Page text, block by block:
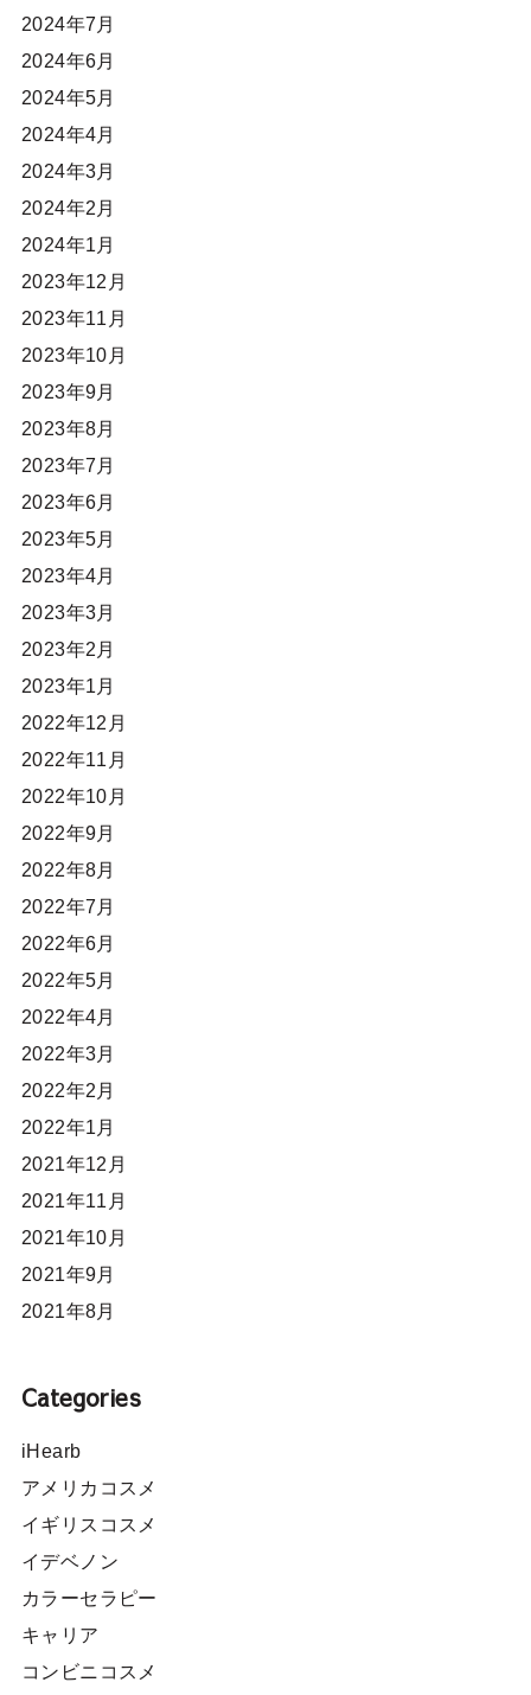
2024年7月
2024年6月
2024年5月
2024年4月
2024年3月
2024年2月
2024年1月
2023年12月
2023年11月
2023年10月
2023年9月
2023年8月
2023年7月
2023年6月
2023年5月
2023年4月
2023年3月
2023年2月
2023年1月
2022年12月
2022年11月
2022年10月
2022年9月
2022年8月
2022年7月
2022年6月
2022年5月
2022年4月
2022年3月
2022年2月
2022年1月
2021年12月
2021年11月
2021年10月
2021年9月
2021年8月
Categories
iHearb
アメリカコスメ
イギリスコスメ
イデベノン
カラーセラピー
キャリア
コンビニコスメ